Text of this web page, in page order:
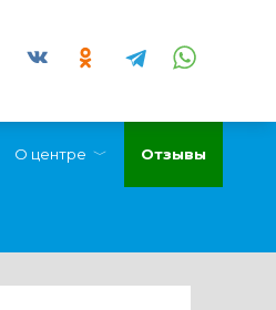
О центре Отзывы